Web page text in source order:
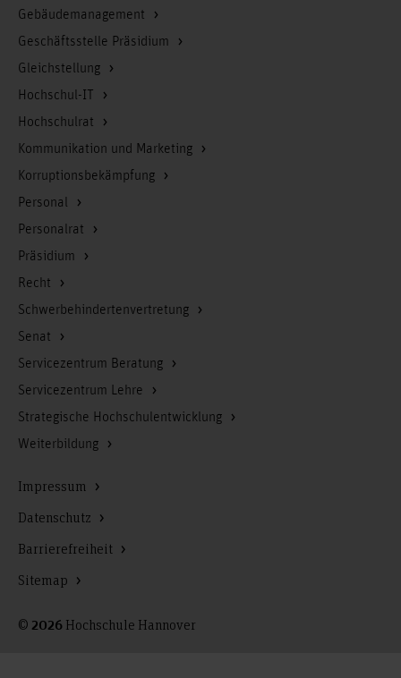
Gebäudemanagement
Geschäftsstelle Präsidium
Gleichstellung
Hochschul-IT
Hochschulrat
Kommunikation und Marketing
Korruptionsbekämpfung
Personal
Personalrat
Präsidium
Recht
Schwerbehindertenvertretung
Senat
Servicezentrum Beratung
Servicezentrum Lehre
Strategische Hochschulentwicklung
Weiterbildung
© 2026 Hochschule Hannover
Impressum
Datenschutz
Barrierefreiheit
Sitemap